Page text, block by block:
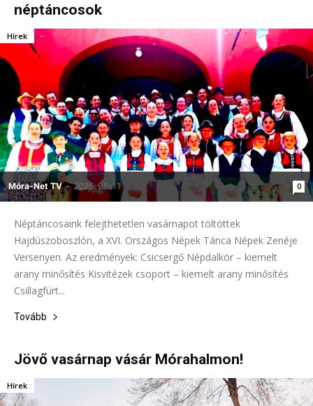
néptáncosok
Móra-Net TV - 2026-05-11 0
Hírek
Néptáncosaink felejthetetlen vasárnapot töltöttek
Hajdúszoboszlón, a XVI. Országos Népek Tánca Népek Zenéje
Versenyen. Az eredmények: Csicsergő Népdalkör – kiemelt
arany minősítés Kisvitézek csoport – kiemelt arany minősítés
Csillagfürt...
Tovább
Jövő vasárnap vásár Mórahalmon!
Hírek